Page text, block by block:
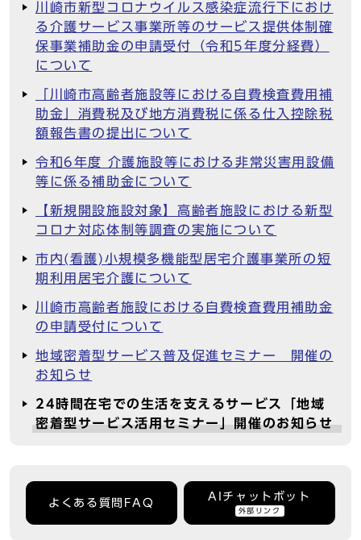
川崎市新型コロナウイルス感染症流行下におけ
る介護サービス事業所等のサービス提供体制確
保事業補助金の申請受付（令和5年度分経費）
について
「川崎市高齢者施設等における自費検査費用補
助金」消費税及び地方消費税に係る仕入控除税
額報告書の提出について
令和6年度 介護施設等における非常災害用設備
等に係る補助金について
【新規開設施設対象】高齢者施設における新型
コロナ対応体制等調査の実施について
市内(看護)小規模多機能型居宅介護事業所の短
期利用居宅介護について
川崎市高齢者施設における自費検査費用補助金
の申請受付について
地域密着型サービス普及促進セミナー 開催の
お知らせ
24時間在宅での生活を支えるサービス「地域
密着型サービス活用セミナー」開催のお知らせ
よくある質問FAQ
AIチャットボット
外部リンク